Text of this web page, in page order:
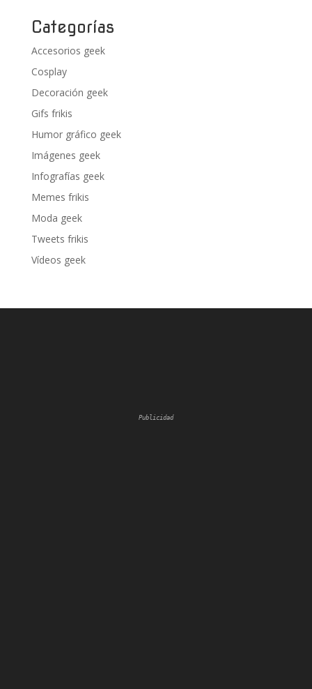
Categorías
Accesorios geek
Cosplay
Decoración geek
Gifs frikis
Humor gráfico geek
Imágenes geek
Infografías geek
Memes frikis
Moda geek
Tweets frikis
Vídeos geek
Publicidad